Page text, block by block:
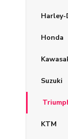
Harley-
Honda
Suzuki
KTM